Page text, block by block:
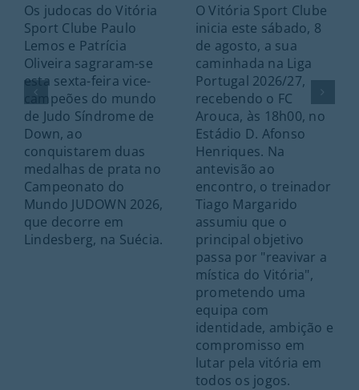
Os judocas do Vitória
Sport Clube Paulo
Lemos e Patrícia
Oliveira sagraram-se
esta sexta-feira vice-
campeões do mundo
de Judo Síndrome de
Down, ao
conquistarem duas
medalhas de prata no
Campeonato do
Mundo JUDOWN 2026,
que decorre em
Lindesberg, na Suécia.
O Vitória Sport Clube
inicia este sábado, 8
de agosto, a sua
caminhada na Liga
Portugal 2026/27,
recebendo o FC
Arouca, às 18h00, no
Estádio D. Afonso
Henriques. Na
antevisão ao
encontro, o treinador
Tiago Margarido
assumiu que o
principal objetivo
passa por "reavivar a
mística do Vitória",
prometendo uma
equipa com
identidade, ambição e
compromisso em
lutar pela vitória em
todos os jogos.